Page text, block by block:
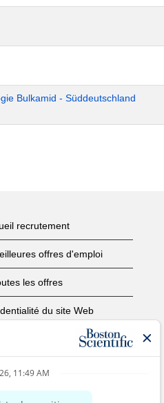
Bulkamid - Süddeutschland
recrutement
offres d'emploi
les offres
du site Web